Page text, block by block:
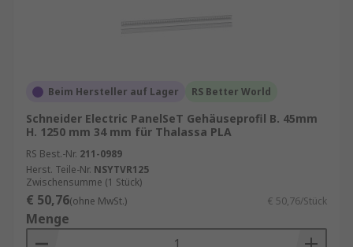
Beim Hersteller auf Lager RS Better World
Schneider Electric PanelSeT Gehäuseprofil B. 45mm
H. 1250 mm 34 mm für Thalassa PLA
RS Best.-Nr. 211-0989
Herst. Teile-Nr. NSYTVR125
Zwischensumme (1 Stück)
€ 50,76(ohne MwSt.) € 50,76/Stück
Menge